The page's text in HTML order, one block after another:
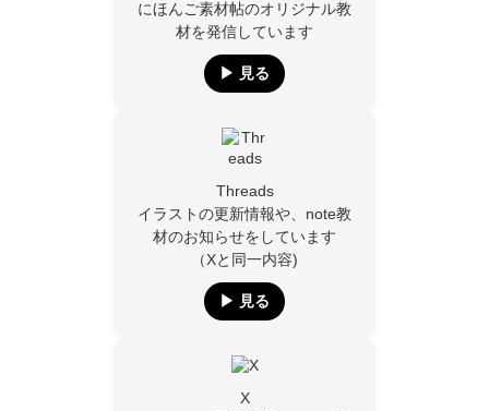
にほんご素材帖のオリジナル教
材を発信しています
▶︎ 見る
Threads
イラストの更新情報や、note教
材のお知らせをしています
（Xと同一内容)
▶︎ 見る
X